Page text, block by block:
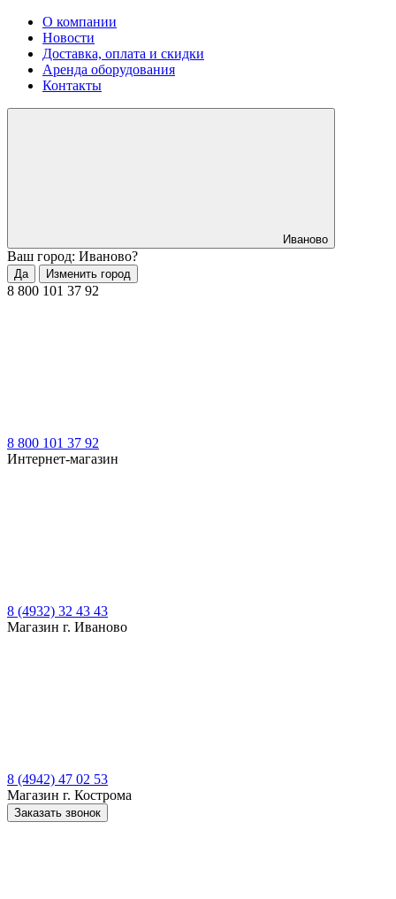
О компании
Новости
Доставка, оплата и скидки
Аренда оборудования
Контакты
Иваново
Ваш город: Иваново?
Да Изменить город
8 800 101 37 92
8 800 101 37 92
Интернет-магазин
8 (4932) 32 43 43
Магазин г. Иваново
8 (4942) 47 02 53
Магазин г. Кострома
Заказать звонок